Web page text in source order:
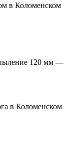
120 мм —